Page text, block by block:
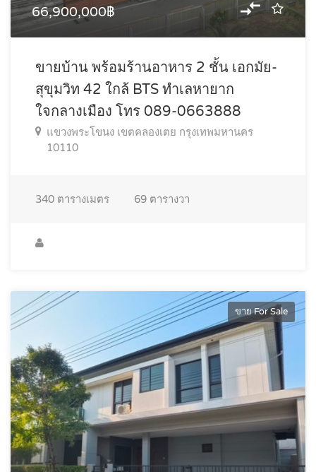
66,900,000฿
ขายบ้าน พร้อมร้านอาหาร 2 ชั้น เอกมัย-
สุขุมวิท 42 ใกล้ BTS ทำเลหายาก
ใจกลางเมือง โทร 089-0663888
แขวงพระโขนง เขตคลองเตย กรุงเทพมหานคร
10110
340 ตารางเมตร 69 ตารางวา
ขาย For Sale